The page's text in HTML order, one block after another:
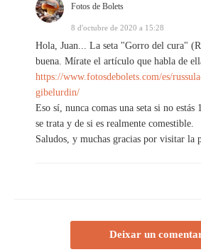
Fotos de Bolets
8 d'octubre de 2020 a 15:28
Hola, Juan... La seta "Gorro del cura"
buena. Mírate el artículo que habla de
https://www.fotosdebolets.com/es/
gibelurdin/
Eso sí, nunca comas una seta si no estás
se trata y de si es realmente comestible.
Saludos, y muchas gracias por visitar la
Deixar un